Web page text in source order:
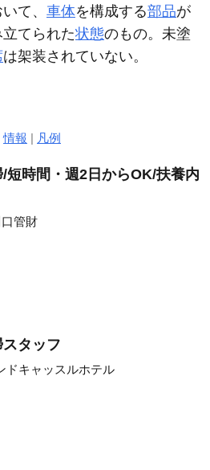
て、 車体を構成する部品が
てられた状態のもの。未塗
は架装されていない。
情報 | 凡例
短時間・週2日からOK/扶養内
管財
タッフ
ドキャッスルホテル